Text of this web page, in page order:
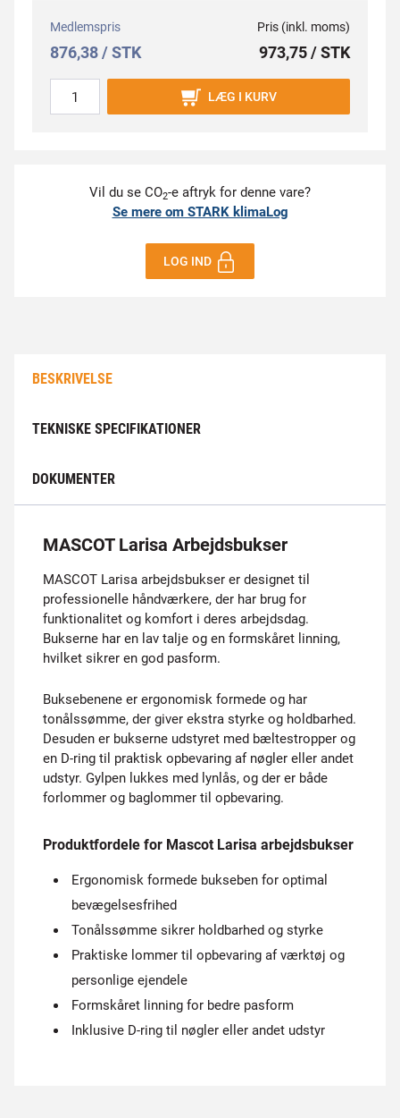
Medlemspris
876,38 / STK
Pris (inkl. moms)
973,75 / STK
LÆG I KURV
Vil du se CO2-e aftryk for denne vare?
Se mere om STARK klimaLog
LOG IND
BESKRIVELSE
TEKNISKE SPECIFIKATIONER
DOKUMENTER
MASCOT Larisa Arbejdsbukser
MASCOT Larisa arbejdsbukser er designet til
professionelle håndværkere, der har brug for
funktionalitet og komfort i deres arbejdsdag.
Bukserne har en lav talje og en formskåret linning,
hvilket sikrer en god pasform.
Buksebenene er ergonomisk formede og har
tonålssømme, der giver ekstra styrke og holdbarhed.
Desuden er bukserne udstyret med bæltestropper og
en D-ring til praktisk opbevaring af nøgler eller andet
udstyr. Gylpen lukkes med lynlås, og der er både
forlommer og baglommer til opbevaring.
Produktfordele for Mascot Larisa arbejdsbukser
Ergonomisk formede bukseben for optimal
bevægelsesfrihed
Tonålssømme sikrer holdbarhed og styrke
Praktiske lommer til opbevaring af værktøj og
personlige ejendele
Formskåret linning for bedre pasform
Inklusive D-ring til nøgler eller andet udstyr